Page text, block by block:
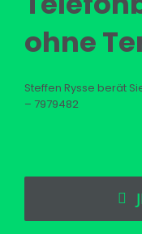
ohne
Steffen Rysse berät
– 7979482